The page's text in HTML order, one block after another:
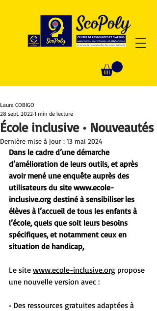
École inclusive • Nouveautés
Laura COBIGO
28 sept. 2022 1 min de lecture
Dernière mise à jour : 13 mai 2024
Dans le cadre d’une démarche
d’amélioration de leurs outils, et après
avoir mené une enquête auprès des
utilisateurs du site www.ecole-
inclusive.org destiné à sensibiliser les
élèves à l’accueil de tous les enfants à
l’école, quels que soit leurs besoins
spécifiques, et notamment ceux en
situation de handicap,
Le site www.ecole-inclusive.org propose
une nouvelle version avec :
• Des ressources gratuites adaptées à